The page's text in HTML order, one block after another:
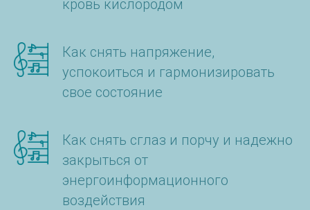
кровь кислородом
Как снять напряжение,
успокоиться и гармонизировать
свое состояние
Как снять сглаз и порчу и надежно
закрыться от
энергоинформационного
воздействия